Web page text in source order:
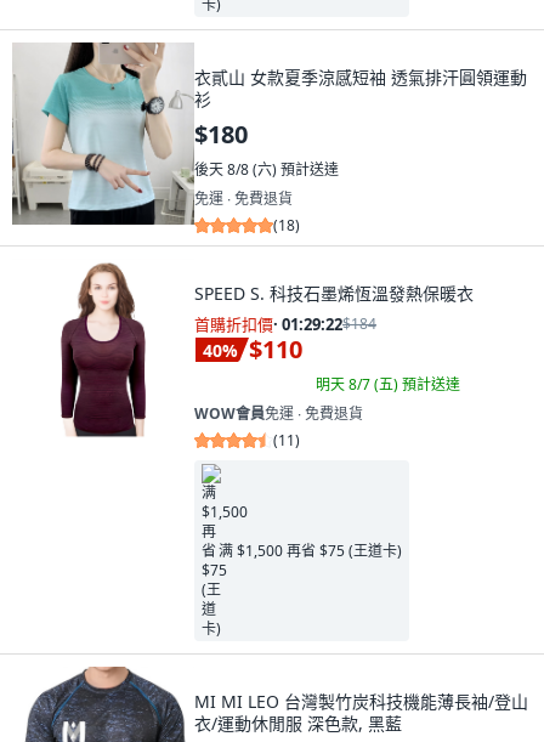
衣貳山 女款夏季涼感短袖 透氣排汗圓領運動
衫
$180
後天 8/8 (六) 預計送達
免運 ∙ 免費退貨
(18)
SPEED S. 科技石墨烯恆溫發熱保暖衣
首購折扣價· 01:29:21$184
40% $110
明天 8/7 (五)預計送達
WOW會員免運 ∙ 免費退貨
(11)
满 $1,500 再省 $75 (王道卡)
MI MI LEO 台灣製竹炭科技機能薄長袖/登山
衣/運動休閒服 深色款, 黑藍